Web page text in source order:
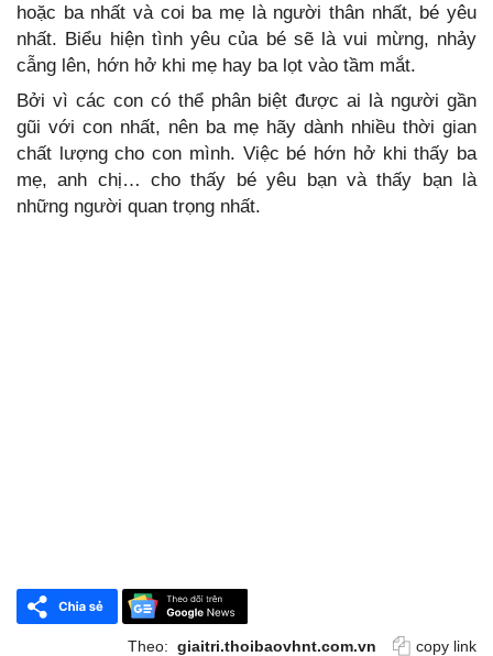
hoặc ba nhất và coi ba mẹ là người thân nhất, bé yêu
nhất. Biểu hiện tình yêu của bé sẽ là vui mừng, nhảy
cẫng lên, hớn hở khi mẹ hay ba lọt vào tầm mắt.
Bởi vì các con có thể phân biệt được ai là người gần
gũi với con nhất, nên ba mẹ hãy dành nhiều thời gian
chất lượng cho con mình. Việc bé hớn hở khi thấy ba
mẹ, anh chị… cho thấy bé yêu bạn và thấy bạn là
những người quan trọng nhất.
Theo: giaitri.thoibaovhnt.com.vn copy link